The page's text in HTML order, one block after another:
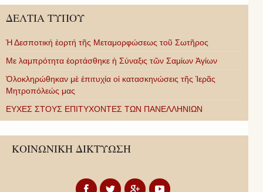
ΔΕΛΤΙΑ ΤΥΠΟΥ
Ἡ Δεσποτική ἑορτή τῆς Μεταμορφώσεως τοῦ Σωτῆρος
Με λαμπρότητα ἑορτάσθηκε ἡ Σύναξις τῶν Σαμίων Ἁγίων
Ὁλοκληρώθηκαν μὲ ἐπιτυχία οἱ κατασκηνώσεις τῆς Ἱερᾶς
Μητροπόλεώς μας
ΕΥΧΕΣ ΣΤΟΥΣ ΕΠΙΤΥΧΟΝΤΕΣ ΤΩΝ ΠΑΝΕΛΛΗΝΙΩΝ
ΚΟΙΝΩΝΙΚΗ ΔΙΚΤΥΩΣΗ